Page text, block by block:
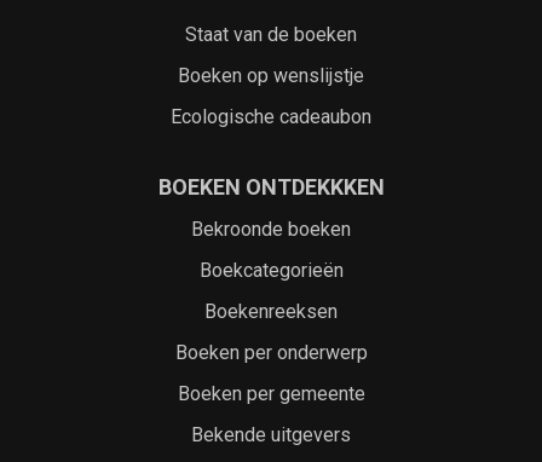
Staat van de boeken
Boeken op wenslijstje
Ecologische cadeaubon
BOEKEN ONTDEKKKEN
Bekroonde boeken
Boekcategorieën
Boekenreeksen
Boeken per onderwerp
Boeken per gemeente
Bekende uitgevers